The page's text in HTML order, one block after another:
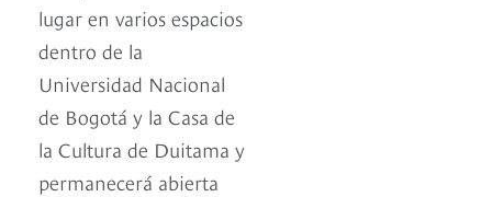
lugar en varios espacios
dentro de la
Universidad Nacional
de Bogotá y la Casa de
la Cultura de Duitama y
permanecerá abierta